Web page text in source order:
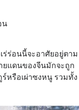
น
ร่อนนี้จะอาศัยอยู่ตาม
ยแดนของจีนมักจะถูก
หรือเผ่าซงหนู รวมทั้ง